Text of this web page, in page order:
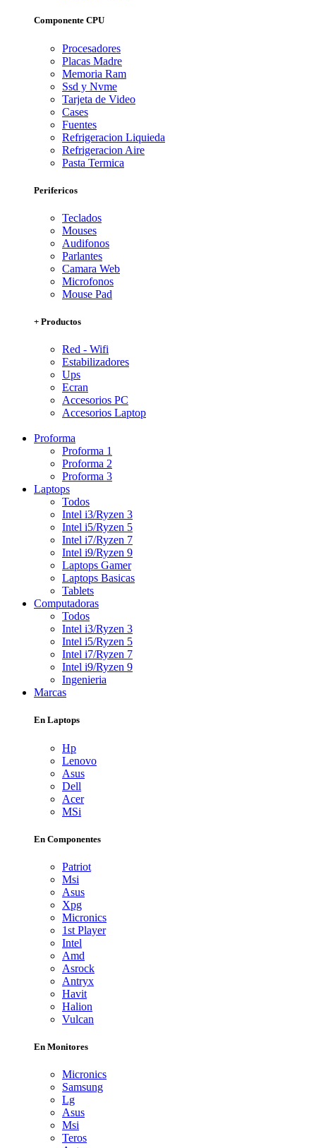
Componente CPU
Procesadores
Placas Madre
Memoria Ram
Ssd y Nvme
Tarjeta de Video
Cases
Fuentes
Refrigeracion Liquieda
Refrigeracion Aire
Pasta Termica
Perifericos
Teclados
Mouses
Audifonos
Parlantes
Camara Web
Microfonos
Mouse Pad
+ Productos
Red - Wifi
Estabilizadores
Ups
Ecran
Accesorios PC
Accesorios Laptop
Proforma
Proforma 1
Proforma 2
Proforma 3
Laptops
Todos
Intel i3/Ryzen 3
Intel i5/Ryzen 5
Intel i7/Ryzen 7
Intel i9/Ryzen 9
Laptops Gamer
Laptops Basicas
Tablets
Computadoras
Todos
Intel i3/Ryzen 3
Intel i5/Ryzen 5
Intel i7/Ryzen 7
Intel i9/Ryzen 9
Ingenieria
Marcas
En Laptops
Hp
Lenovo
Asus
Dell
Acer
MSi
En Componentes
Patriot
Msi
Asus
Xpg
Micronics
1st Player
Intel
Amd
Asrock
Antryx
Havit
Halion
Vulcan
En Monitores
Micronics
Samsung
Lg
Asus
Msi
Teros